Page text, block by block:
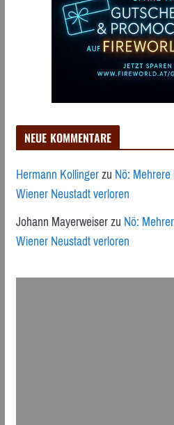
NEUE KOMMENTARE
Hermann KollingerzuNö:
Wiener Neustadt verloren
Johann MayerweiserzuNö:
Wiener Neustadt verloren